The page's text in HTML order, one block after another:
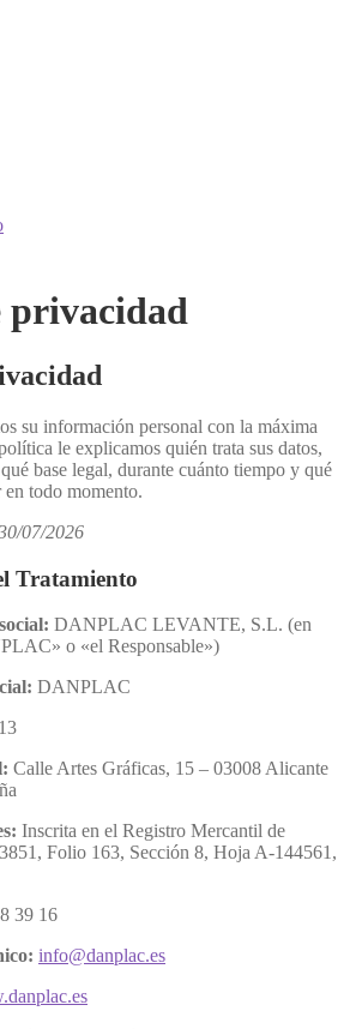
privacidad
su información personal con la máxima
le explicamos quién trata sus datos,
base legal, durante cuánto tiempo y qué
en todo momento.
07/2026
Tratamiento
DANPLAC LEVANTE, S.L. (en
o «el Responsable»)
DANPLAC
Calle Artes Gráficas, 15 – 03008 Alicante
Inscrita en el Registro Mercantil de
Folio 163, Sección 8, Hoja A-144561,
39 16
info@danplac.es